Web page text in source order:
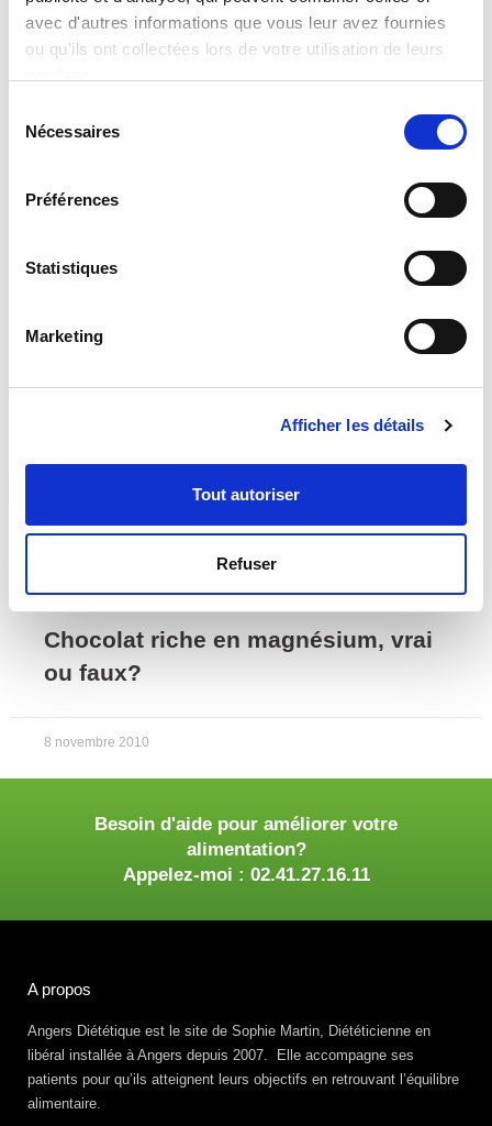
avec d'autres informations que vous leur avez fournies
ou qu'ils ont collectées lors de votre utilisation de leurs
Nécessaires
Préférences
Statistiques
Marketing
Afficher les détails
Tout autoriser
Refuser
Chocolat riche en magnésium, vrai
ou faux?
8 novembre 2010
Besoin d'aide pour améliorer votre
alimentation?
Appelez-moi : 02.41.27.16.11
A propos
Angers Diététique est le site de Sophie Martin, Diététicienne en
libéral installée à Angers depuis 2007. Elle accompagne ses
patients pour qu’ils atteignent leurs objectifs en retrouvant l’équilibre
alimentaire.